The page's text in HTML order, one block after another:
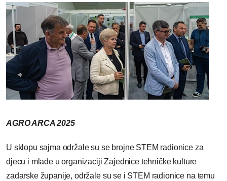
AGRO ARCA 2025
U sklopu sajma održale su se brojne STEM radionice za
djecu i mlade u organizaciji Zajednice tehničke kulture
zadarske županije, održale su se i STEM radionice na temu